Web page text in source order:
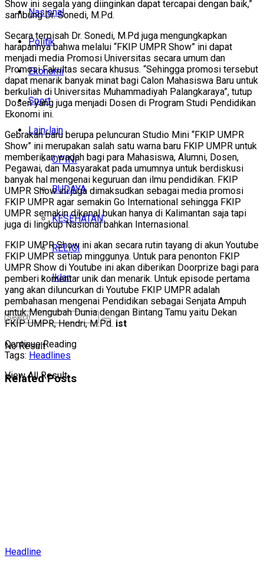
Nasional
Politik
Ekonomi
Sport
Lain-lain
OPINI
BUDAYA
KESEHATAN
RELIGI
Iklan
No Result
View All Result
Show ini segala yang diinginkan dapat tercapai dengan baik,”
sambung Dr. Sonedi, M.Pd.
Secara terpisah Dr. Sonedi, M.Pd juga mengungkapkan
harapannya bahwa melalui “FKIP UMPR Show” ini dapat
menjadi media Promosi Universitas secara umum dan
Promosi Fakultas secara khusus. “Sehingga promosi tersebut
dapat menarik banyak minat bagi Calon Mahasiswa Baru untuk
berkuliah di Universitas Muhammadiyah Palangkaraya”, tutup
Dosen yang juga menjadi Dosen di Program Studi Pendidikan
Ekonomi ini.
Gebrakan baru berupa peluncuran Studio Mini “FKIP UMPR
Show” ini merupakan salah satu warna baru FKIP UMPR untuk
memberikan wadah bagi para Mahasiswa, Alumni, Dosen,
Pegawai, dan Masyarakat pada umumnya untuk berdiskusi
banyak hal mengenai keguruan dan ilmu pendidikan. FKIP
UMPR Show ini juga dimaksudkan sebagai media promosi
FKIP UMPR agar semakin Go International sehingga FKIP
UMPR semakin dikenal bukan hanya di Kalimantan saja tapi
juga di lingkup Nasional bahkan Internasional.
FKIP UMPR Show ini akan secara rutin tayang di akun Youtube
FKIP UMPR setiap minggunya. Untuk para penonton FKIP
UMPR Show di Youtube ini akan diberikan Doorprize bagi para
pemberi komentar unik dan menarik. Untuk episode pertama
yang akan diluncurkan di Youtube FKIP UMPR adalah
pembahasan mengenai Pendidikan sebagai Senjata Ampuh
untuk Mengubah Dunia dengan Bintang Tamu yaitu Dekan
FKIP UMPR, Hendri, M.Pd. ist
Continue Reading
Tags: Headlines
RelatedPosts
Headline